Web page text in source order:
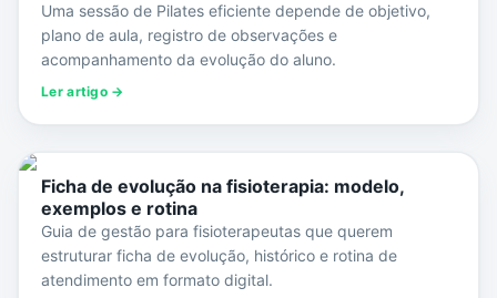
Uma sessão de Pilates eficiente depende de objetivo,
plano de aula, registro de observações e
acompanhamento da evolução do aluno.
Ler artigo →
Ficha de evolução na fisioterapia: modelo,
exemplos e rotina
Guia de gestão para fisioterapeutas que querem
estruturar ficha de evolução, histórico e rotina de
atendimento em formato digital.